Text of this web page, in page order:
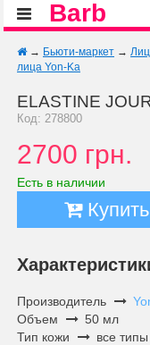
Barb
→ Бьюти-маркет →
лица Yon-Ka
ELASTINE
Код: 278800
2700 грн.
Есть в наличии
Купить
Производитель
Объем
50 мл
Тип кожи
все типы